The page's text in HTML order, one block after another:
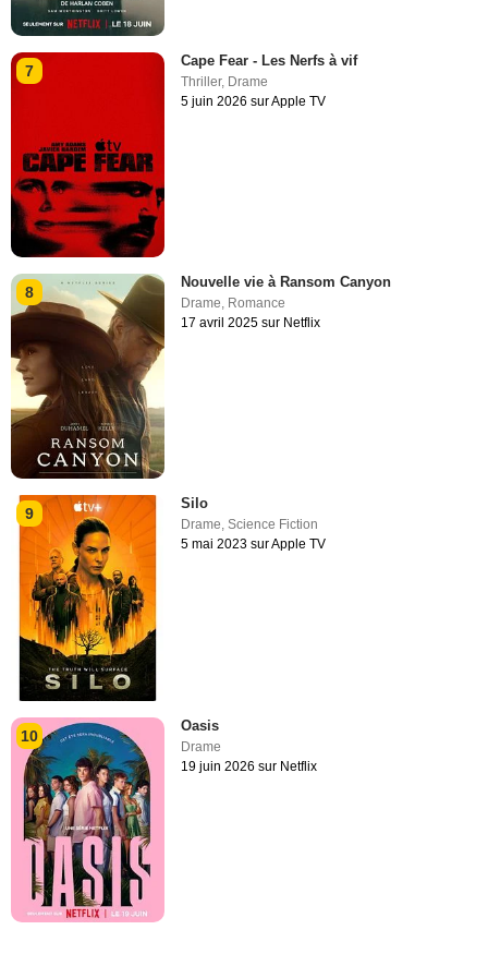
7
Cape Fear - Les Nerfs à vif
Thriller, Drame
5 juin 2026 sur Apple TV
8
Nouvelle vie à Ransom Canyon
Drame, Romance
17 avril 2025 sur Netflix
9
Silo
Drame,Science Fiction
5 mai 2023 sur Apple TV
10
Oasis
Drame
19 juin 2026 sur Netflix